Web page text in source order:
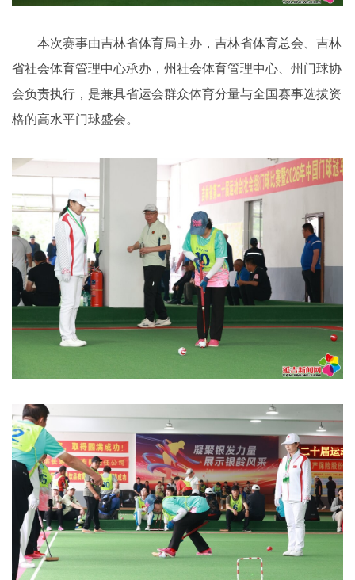
本次赛事由吉林省体育局主办，吉林省体育总会、吉林
省社会体育管理中心承办，州社会体育管理中心、州门球协
会负责执行，是兼具省运会群众体育分量与全国赛事选拔资
格的高水平门球盛会。